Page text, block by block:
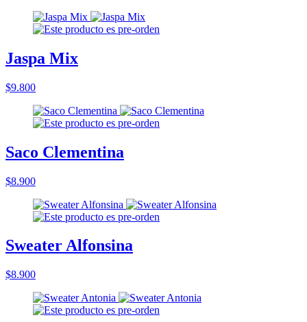
Jaspa Mix
$9.800
Saco Clementina
$8.900
Sweater Alfonsina
$8.900